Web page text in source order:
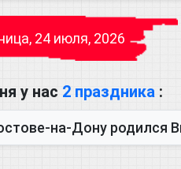
24 июля, 2026
у нас 2 праздника :
Виктор Михайлович Глушков. Под руководством